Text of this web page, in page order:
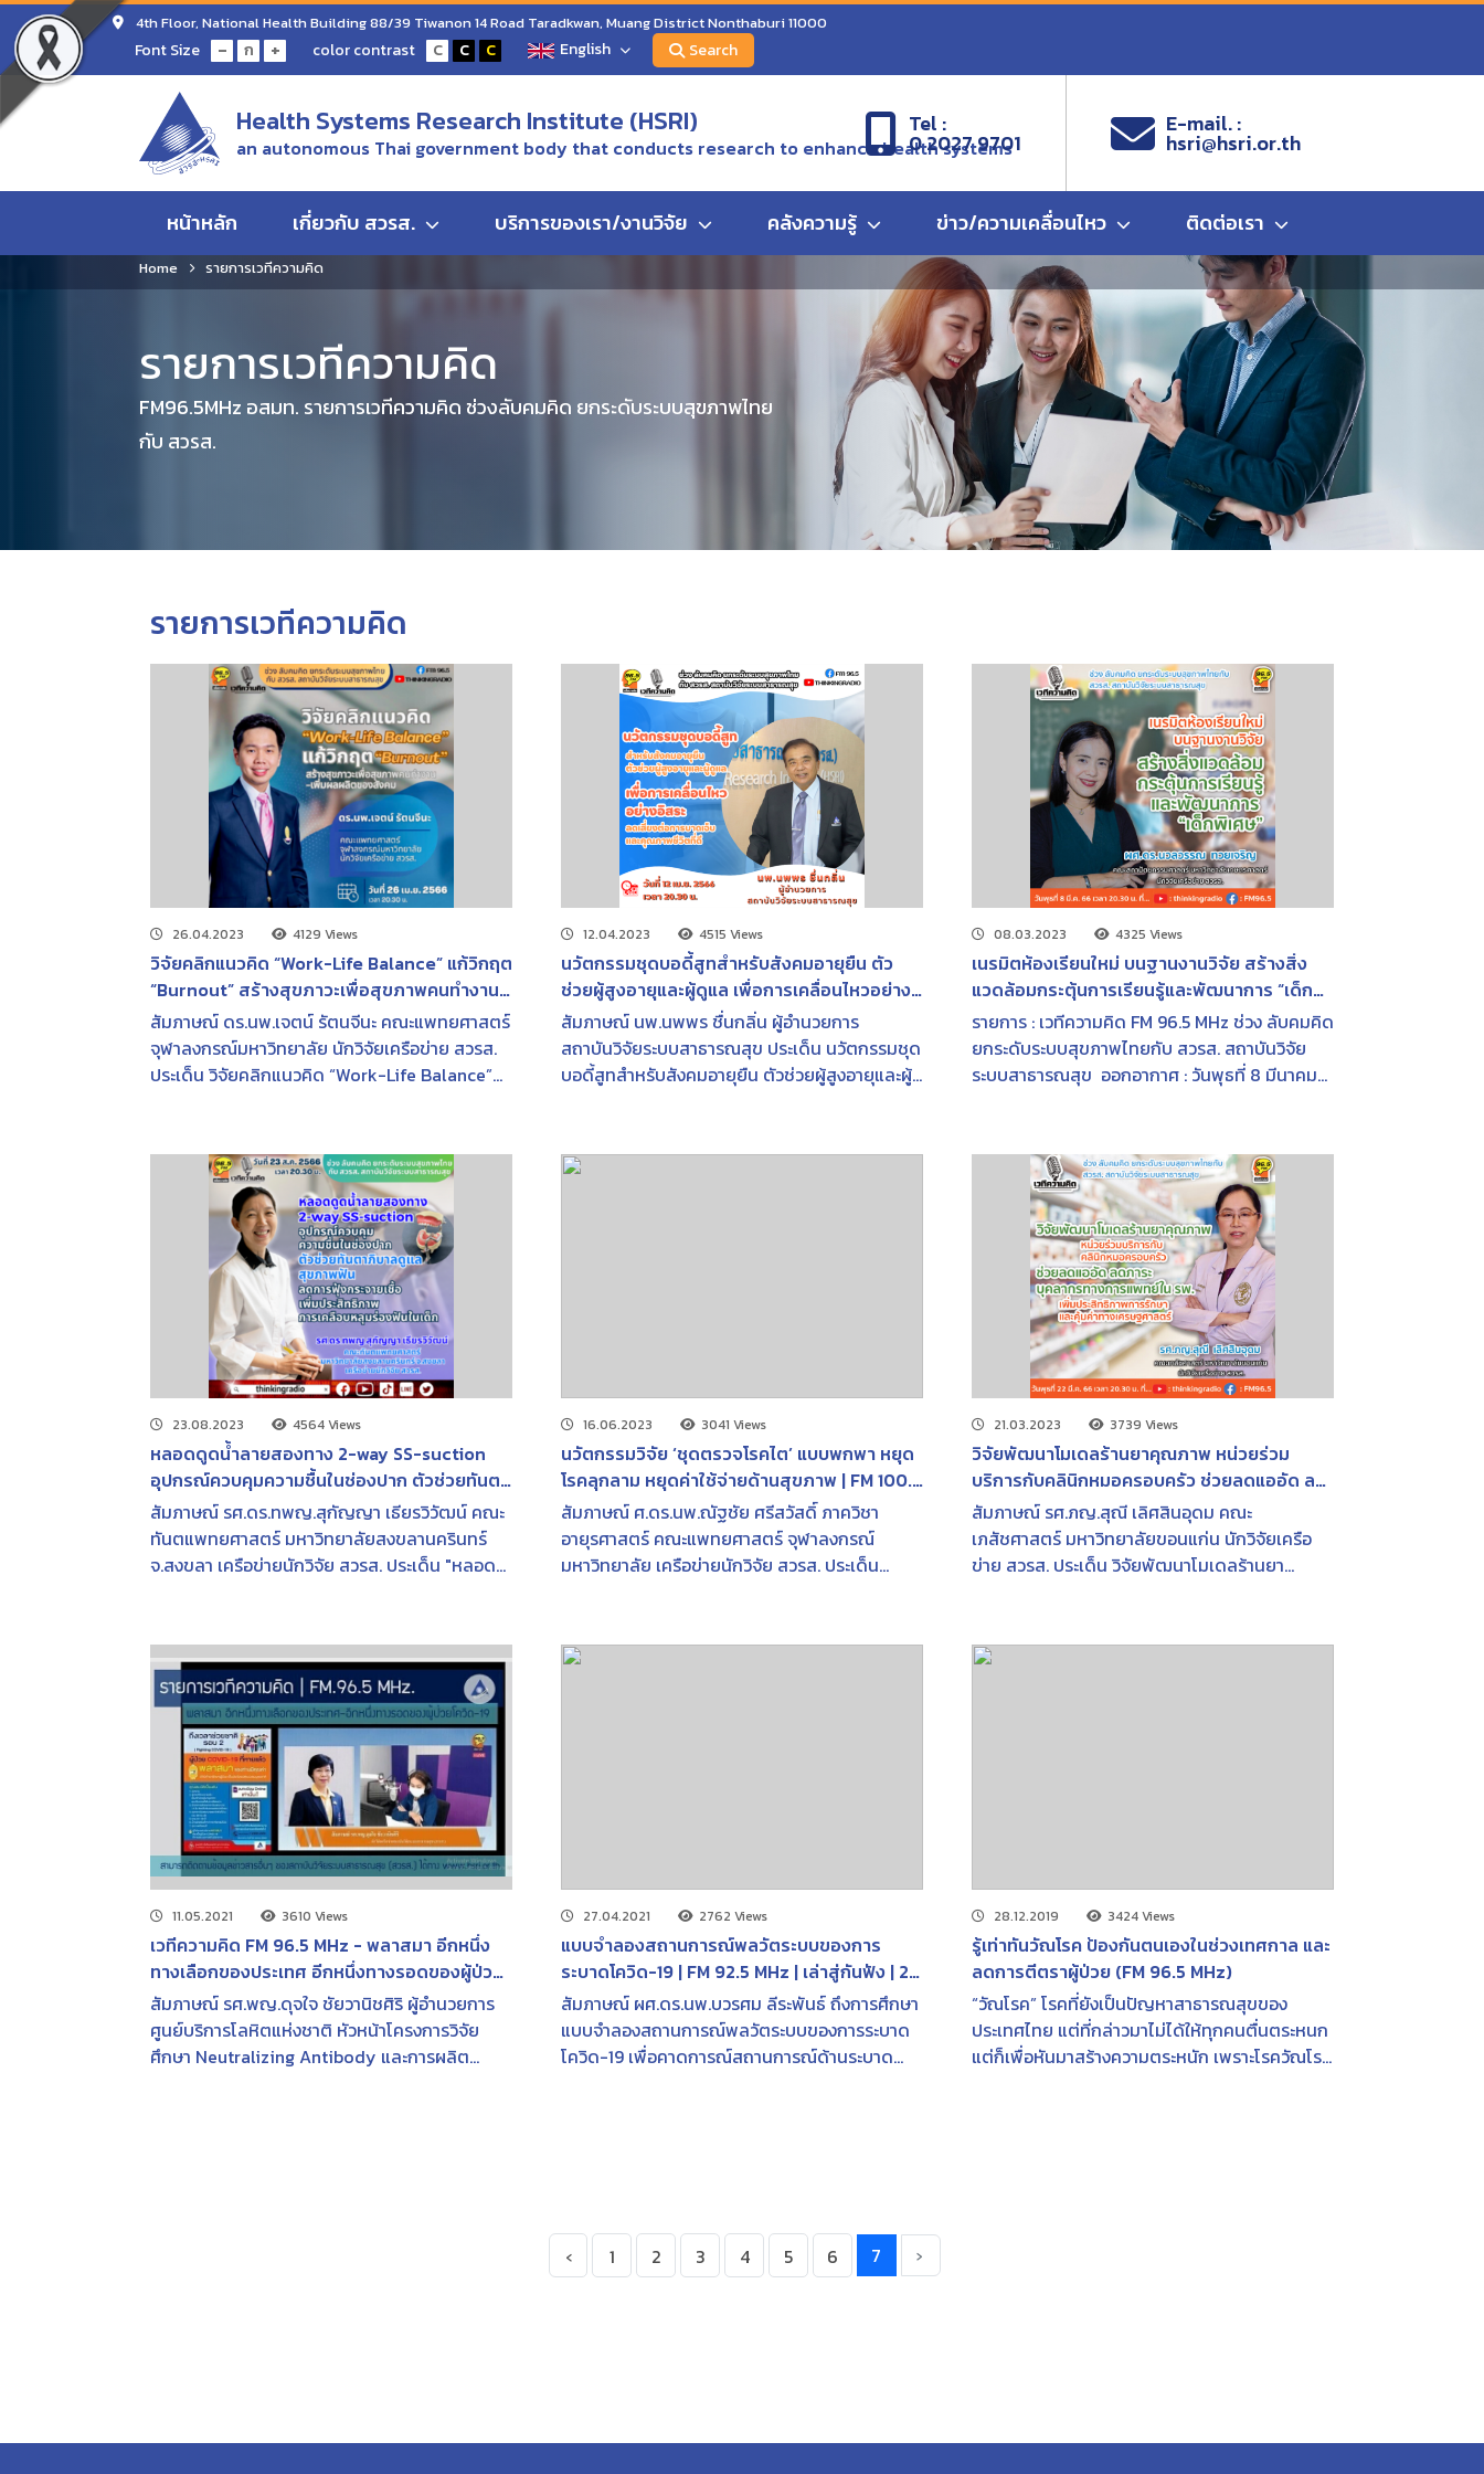
4th Floor, National Health Building 88/39 Tiwanon 14 Road Taradkwan, Muang District Nonthaburi 11000
Font Size - ก + color contrast C C C English Search
Health Systems Research Institute (HSRI)
an autonomous Thai government body that conducts research to enhance health systems
Tel :
0 2027 9701
E-mail. :
hsri@hsri.or.th
หน้าหลัก เกี่ยวกับ สวรส. บริการของเรา/งานวิจัย คลังความรู้ ข่าว/ความเคลื่อนไหว ติดต่อเรา
Home รายการเวทีความคิด
รายการเวทีความคิด
FM96.5MHz อสมท. รายการเวทีความคิด ช่วงลับคมคิด ยกระดับระบบสุขภาพไทย
กับ สวรส.
รายการเวทีความคิด
26.04.2023 4129 Views
วิจัยคลิกแนวคิด “Work-Life Balance” แก้วิกฤต
“Burnout” สร้างสุขภาวะเพื่อสุขภาพคนทำงาน-
เพิ่มผลผลิตของสังคม | FM 96.5 MHz | เวทีความ
คิด | 26 เม.ย. 2566
สัมภาษณ์ ดร.นพ.เจตน์ รัตนจีนะ คณะแพทยศาสตร์
จุฬาลงกรณ์มหาวิทยาลัย นักวิจัยเครือข่าย สวรส.
ประเด็น วิจัยคลิกแนวคิด “Work-Life Balance”
วิจัย การศึกษาบทบาทและการสนับสนุนการสร้าง
เสริมสุขภาพและการป้องกันโรคไม่ติดต่อ ในสถาน
ประกอบการของผู้นำองค์กรและผู้บริหารงาน
ทรัพยากรบุคคล)
12.04.2023 4515 Views
นวัตกรรมชุดบอดี้สูทสำหรับสังคมอายุยืน ตัว
ช่วยผู้สูงอายุและผู้ดูแล เพื่อการเคลื่อนไหวอย่าง
อิสระ-ลดเสี่ยงต่อการบาดเจ็บ และคุณภาพชีวิตที่
ดี | FM 96.5 MHz | เวทีความคิด | 12 เม.ย. 2566
สัมภาษณ์ นพ.นพพร ชื่นกลิ่น ผู้อำนวยการ
สถาบันวิจัยระบบสาธารณสุข ประเด็น นวัตกรรมชุด
บอดี้สูทสำหรับสังคมอายุยืน ตัวช่วยผู้สูงอายุและผู้
วิจัยปรับปรุงประสิทธิภาพและประสิทธิผลของชุด
สวมใส่พร้อมระบบติดตามและแอปพลิเคชัน เพื่อ
08.03.2023 4325 Views
เนรมิตห้องเรียนใหม่ บนฐานงานวิจัย สร้างสิ่ง
แวดล้อมกระตุ้นการเรียนรู้และพัฒนาการ “เด็ก
พิเศษ” | FM 96.5 MHz | เวทีความคิด | 8 มี.ค.
2566
รายการ : เวทีความคิด FM 96.5 MHz ช่วง ลับคมคิด
ยกระดับระบบสุขภาพไทยกับ สวรส. สถาบันวิจัย
ระบบสาธารณสุข ออกอากาศ : วันพุธที่ 8 มีนาคม
23.08.2023 4564 Views
หลอดดูดน้ำลายสองทาง 2-way SS-suction
อุปกรณ์ควบคุมความชื้นในช่องปาก ตัวช่วยทันตา
ภิบาลดูแลสุขภาพฟัน ลดการฟุ้งกระจายเชื้อ-
เพิ่มประสิทธิภาพการเคลือบหลุมร่องฟันในเด็ก |
FM 96.5 MHz | เวทีความคิด | 23 ส.ค. 2566
สัมภาษณ์ รศ.ดร.ทพญ.สุกัญญา เธียรวิวัฒน์ คณะ
ทันตแพทยศาสตร์ มหาวิทยาลัยสงขลานครินทร์
จ.สงขลา เครือข่ายนักวิจัย สวรส. ประเด็น "หลอด
สุขภาพฟัน ลดการฟุ้งกระจายเชื้อ-เพิ่ม
ประสิทธิภาพการเคลือบหลุมร่องฟันในเด็ก" ข้อมูล
จากงานวิจัย: การปรับปรุงประสิทธิผลในการให้
บริการเคลือบหลุมร่องฟันโดยใช้นวัตกรรมอุปกรณ์
ควบคุมความชื้นในช่องปาก (เครื่องมือกันลิ้น กัน
แก้มและลดการปนเปื้อนน้ำลาย: SS-Suction): การ
ทดลองแบบสุ่มและมีกลุ่มควบคุม
16.06.2023 3041 Views
นวัตกรรมวิจัย ‘ชุดตรวจโรคไต’ แบบพกพา หยุด
โรคลุกลาม หยุดค่าใช้จ่ายด้านสุขภาพ | FM 100.5
MHz | สุขภาพดี 4 ทุ่ม | 16 มิ.ย. 2566
สัมภาษณ์ ศ.ดร.นพ.ณัฐชัย ศรีสวัสดิ์ ภาควิชา
อายุรศาสตร์ คณะแพทยศาสตร์ จุฬาลงกรณ์
มหาวิทยาลัย เครือข่ายนักวิจัย สวรส. ประเด็น
โครงการวิจัย การพัฒนาระบบการคัดกรองโรคไต
เรื้อรังระยะเริ่มต้นในระดับปฐมภูมิ ด้วยชุดตรวจ
21.03.2023 3739 Views
วิจัยพัฒนาโมเดลร้านยาคุณภาพ หน่วยร่วม
บริการกับคลินิกหมอครอบครัว ช่วยลดแออัด ลด
ภาระบุคลากรทางการแพทย์ใน รพ. เพิ่ม
ประสิทธิภาพการรักษา และคุ้มค่าทาง
เศรษฐศาสตร์ | FM 96.5 MHz | เวทีความคิด | 22
สัมภาษณ์ รศ.ภญ.สุณี เลิศสินอุดม คณะ
เภสัชศาสตร์ มหาวิทยาลัยขอนแก่น นักวิจัยเครือ
ข่าย สวรส. ประเด็น วิจัยพัฒนาโมเดลร้านยา
รพ. เพิ่มประสิทธิภาพการรักษา และคุ้มค่าทาง
เศรษฐศาสตร์ (ข้อมูลจากโครงการวิจัย การ
11.05.2021 3610 Views
เวทีความคิด FM 96.5 MHz - พลาสมา อีกหนึ่ง
ทางเลือกของประเทศ อีกหนึ่งทางรอดของผู้ป่วย
โควิด-19
สัมภาษณ์ รศ.พญ.ดุจใจ ชัยวานิชศิริ ผู้อำนวยการ
ศูนย์บริการโลหิตแห่งชาติ หัวหน้าโครงการวิจัย
ศึกษา Neutralizing Antibody และการผลิต
27.04.2021 2762 Views
แบบจำลองสถานการณ์พลวัตระบบของการ
ระบาดโควิด-19 | FM 92.5 MHz | เล่าสู่กันฟัง | 27
เม.ย.64
สัมภาษณ์ ผศ.ดร.นพ.บวรศม ลีระพันธ์ ถึงการศึกษา
แบบจำลองสถานการณ์พลวัตระบบของการระบาด
โควิด-19 เพื่อคาดการณ์สถานการณ์ด้านระบาด
28.12.2019 3424 Views
รู้เท่าทันวัณโรค ป้องกันตนเองในช่วงเทศกาล และ
ลดการตีตราผู้ป่วย (FM 96.5 MHz)
“วัณโรค” โรคที่ยังเป็นปัญหาสาธารณสุขของ
ประเทศไทย แต่ที่กล่าวมาไม่ได้ให้ทุกคนตื่นตระหนก
แต่ก็เพื่อหันมาสร้างความตระหนัก เพราะโรควัณโรค
‹ 1 2 3 4 5 6 7 ›